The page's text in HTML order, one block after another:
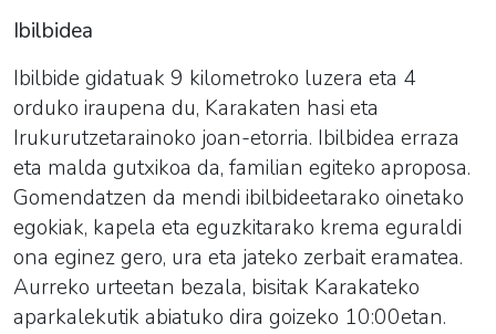
Ibilbidea
Ibilbide gidatuak 9 kilometroko luzera eta 4
orduko iraupena du, Karakaten hasi eta
Irukurutzetarainoko joan-etorria. Ibilbidea erraza
eta malda gutxikoa da, familian egiteko aproposa.
Gomendatzen da mendi ibilbideetarako oinetako
egokiak, kapela eta eguzkitarako krema eguraldi
ona eginez gero, ura eta jateko zerbait eramatea.
Aurreko urteetan bezala, bisitak Karakateko
aparkalekutik abiatuko dira goizeko 10:00etan.